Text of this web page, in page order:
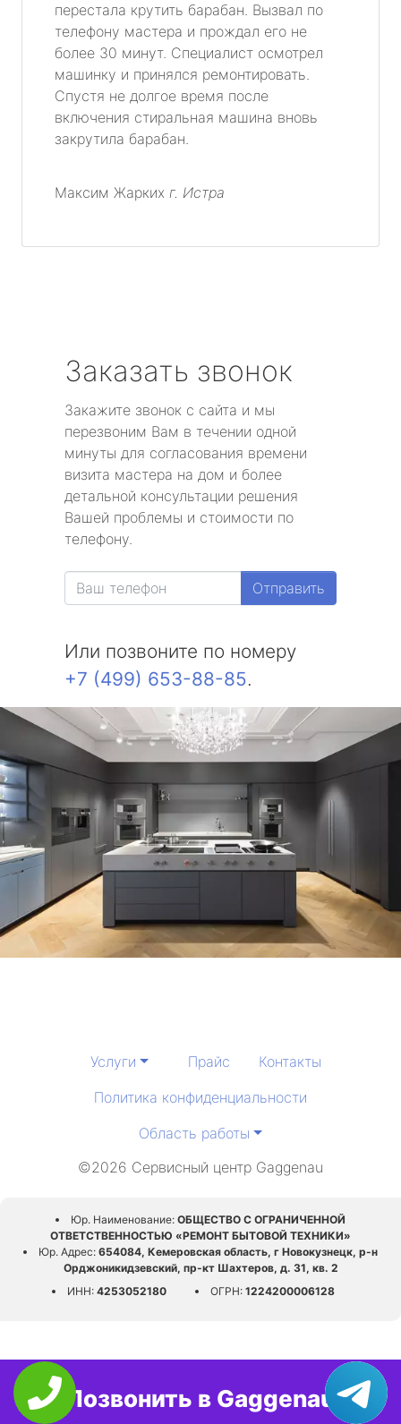
перестала крутить барабан. Вызвал по
телефону мастера и прождал его не
более 30 минут. Специалист осмотрел
машинку и принялся ремонтировать.
Спустя не долгое время после
включения стиральная машина вновь
закрутила барабан.
Максим Жарких г. Истра
Заказать звонок
Закажите звонок с сайта и мы
перезвоним Вам в течении одной
минуты для согласования времени
визита мастера на дом и более
детальной консультации решения
Вашей проблемы и стоимости по
телефону.
Отправить
Или позвоните по номеру
+7 (499) 653-88-85.
Услуги Прайс
Контакты
Политика конфиденциальности
Область работы
©2026 Сервисный центр Gaggenau
Юр. Наименование: ОБЩЕСТВО С ОГРАНИЧЕННОЙ
ОТВЕТСТВЕННОСТЬЮ «РЕМОНТ БЫТОВОЙ ТЕХНИКИ»
Юр. Адрес: 654084, Кемеровская область, г Новокузнецк, р-н
Орджоникидзевский, пр-кт Шахтеров, д. 31, кв. 2
ИНН: 4253052180 ОГРН: 1224200006128
Позвонить в Gaggenau